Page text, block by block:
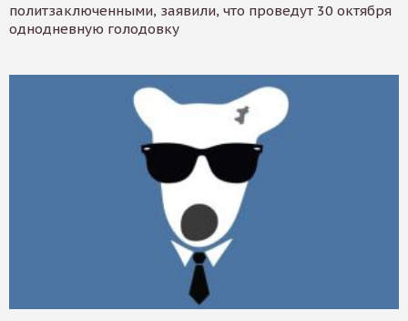
политзаключенными, заявили, что проведут 30 октября
однодневную голодовку